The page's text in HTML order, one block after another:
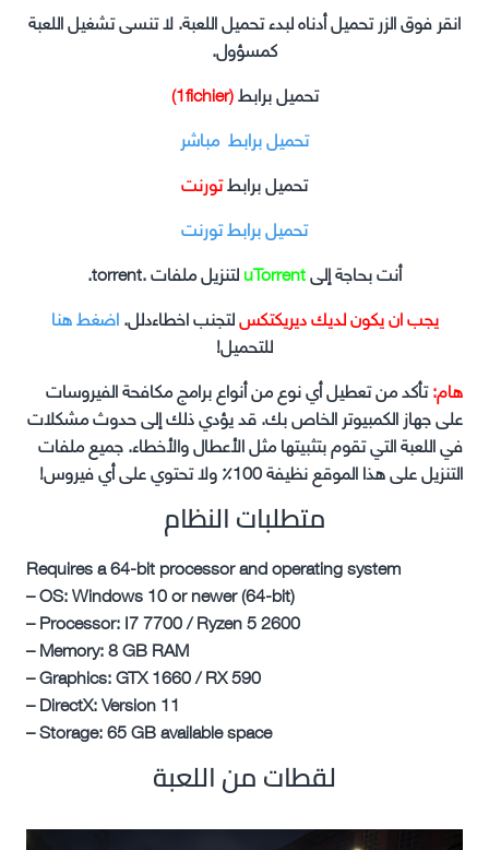
انقر فوق الزر تحميل أدناه لبدء تحميل اللعبة. لا تنسى تشغيل اللعبة
كمسؤول.
تحميل برابط(1fichier)
تحميل برابط مباشر
تحميل برابطتورنت
تحميل برابط تورنت
أنت بحاجة إلىuTorrentلتنزيل ملفات .torrent.
يجب ان يكون لديك ديريكتكسلتجنب اخطاءدلل.اضغط هنا
للتحميل!
هام:تأكد من تعطيل أي نوع من أنواع برامج مكافحة الفيروسات
على جهاز الكمبيوتر الخاص بك. قد يؤدي ذلك إلى حدوث مشكلات
في اللعبة التي تقوم بتثبيتها مثل الأعطال والأخطاء. جميع ملفات
التنزيل على هذا الموقع نظيفة 100٪ ولا تحتوي على أي فيروس!
متطلبات النظام
Requires a 64-bit processor and operating system
– OS: Windows 10 or newer (64-bit)
– Processor: I7 7700 / Ryzen 5 2600
– Memory: 8 GB RAM
– Graphics: GTX 1660 / RX 590
– DirectX: Version 11
– Storage: 65 GB available space
لقطات من اللعبة